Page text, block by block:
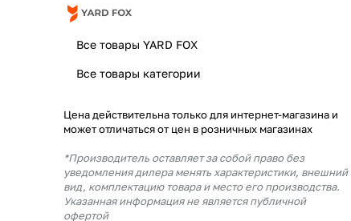
Все товары YARD FOX
Все товары категории
Цена действительна только для интернет-магазина и
может отличаться от цен в розничных магазинах
*Производитель оставляет за собой право без
уведомления дилера менять характеристики, внешний
вид, комплектацию товара и место его производства.
Указанная информация не является публичной
офертой